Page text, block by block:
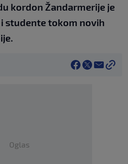
kordon Žandarmerije je
studente tokom novih
Oglas